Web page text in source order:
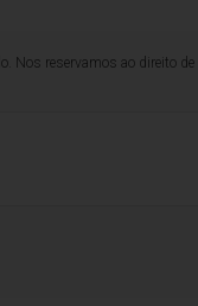
Nos reservamos ao direito